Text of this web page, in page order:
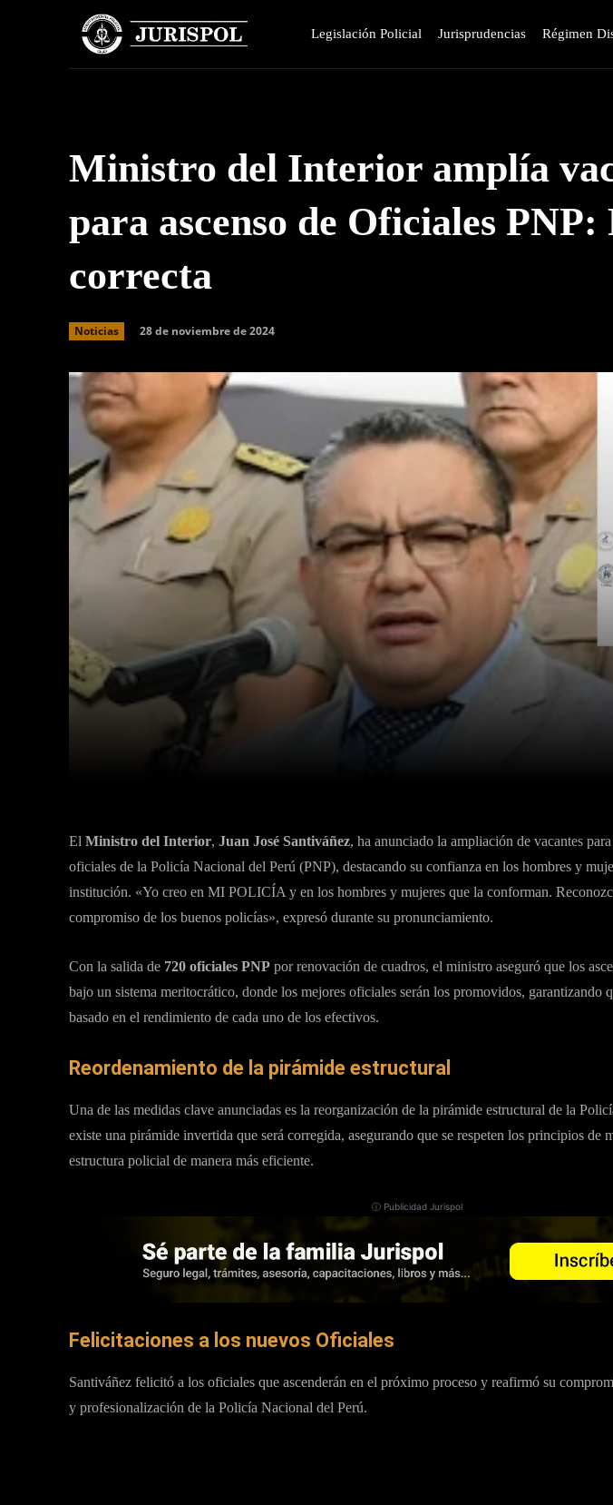
Legislación Policial Jurisprudencias Régimen
Ministro del Interior amplía
para ascenso de Oficiales
correcta
Noticias 28 de noviembre de 2024
El Ministro del Interior, Juan José Santiváñez, ha anunciado la ampliación de vacantes
oficiales de la Policía Nacional del Perú (PNP), destacando su confianza en los hombres y
institución. «Yo creo en MI POLICÍA y en los hombres y mujeres que la conforman.
compromiso de los buenos policías», expresó durante su pronunciamiento.
Con la salida de 720 oficiales PNP por renovación de cuadros, el ministro aseguró que los
bajo un sistema meritocrático, donde los mejores oficiales serán los promovidos, garantizando
basado en el rendimiento de cada uno de los efectivos.
Reordenamiento de la pirámide estructural
Una de las medidas clave anunciadas es la reorganización de la pirámide estructural de la
existe una pirámide invertida que será corregida, asegurando que se respeten los principios de
estructura policial de manera más eficiente.
ⓘ Publicidad Jurispol
Felicitaciones a los nuevos Oficiales
Santiváñez felicitó a los oficiales que ascenderán en el próximo proceso y reafirmó su
y profesionalización de la Policía Nacional del Perú.